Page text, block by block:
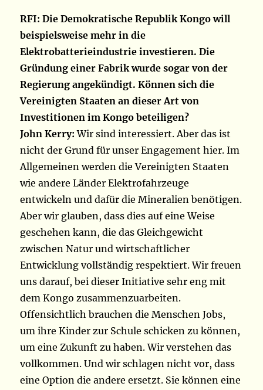
RFI: Die Demokratische Republik Kongo will
beispielsweise mehr in die
Elektrobatterieindustrie investieren. Die
Gründung einer Fabrik wurde sogar von der
Regierung angekündigt. Können sich die
Vereinigten Staaten an dieser Art von
Investitionen im Kongo beteiligen?
John Kerry:Wir sind interessiert. Aber das ist
nicht der Grund für unser Engagement hier. Im
Allgemeinen werden die Vereinigten Staaten
wie andere Länder Elektrofahrzeuge
entwickeln und dafür die Mineralien benötigen.
Aber wir glauben, dass dies auf eine Weise
geschehen kann, die das Gleichgewicht
zwischen Natur und wirtschaftlicher
Entwicklung vollständig respektiert. Wir freuen
uns darauf, bei dieser Initiative sehr eng mit
dem Kongo zusammenzuarbeiten.
Offensichtlich brauchen die Menschen Jobs,
um ihre Kinder zur Schule schicken zu können,
um eine Zukunft zu haben. Wir verstehen das
vollkommen. Und wir schlagen nicht vor, dass
eine Option die andere ersetzt. Sie können eine